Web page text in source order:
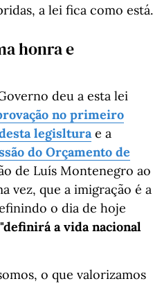
a lei fica como está.
honra e
deu a esta lei
no primeiro
legislturae a
do Orçamento de
de Luís Montenegro ao
vez, que a imigração é a
o dia de hoje
a vida nacional
o que valorizamos